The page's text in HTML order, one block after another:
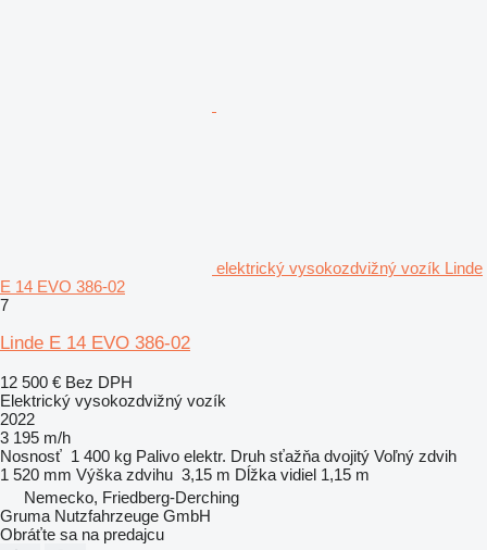
elektrický vysokozdvižný vozík Linde
E 14 EVO 386-02
7
Linde E 14 EVO 386-02
12 500 € Bez DPH
Elektrický vysokozdvižný vozík
2022
3 195 m/h
Nosnosť 1 400 kg Palivo elektr. Druh sťažňa dvojitý Voľný zdvih
1 520 mm Výška zdvihu 3,15 m Dĺžka vidiel 1,15 m
Nemecko, Friedberg-Derching
Gruma Nutzfahrzeuge GmbH
Obráťte sa na predajcu